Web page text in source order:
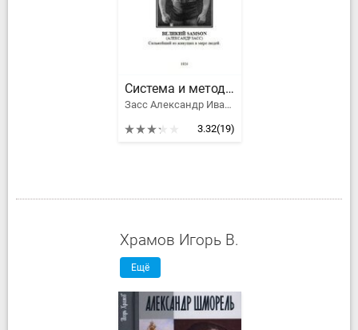
Система и методы Самсона. Пояснения и инструкции
Засс Александр Иванович
3.32(19)
Храмов Игорь В.
Ещё